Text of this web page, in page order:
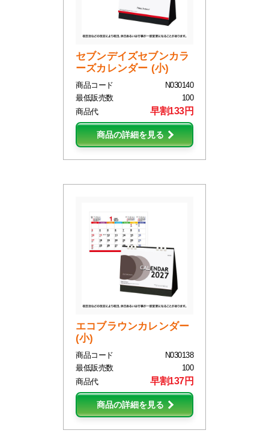
セブンデイズセブンカラ
ーズカレンダー (小)
商品コード
N030140
最低販売数
100
商品代
早割133円
商品の詳細を見る
エコブラウンカレンダー
(小)
商品コード
N030138
最低販売数
100
商品代
早割137円
商品の詳細を見る